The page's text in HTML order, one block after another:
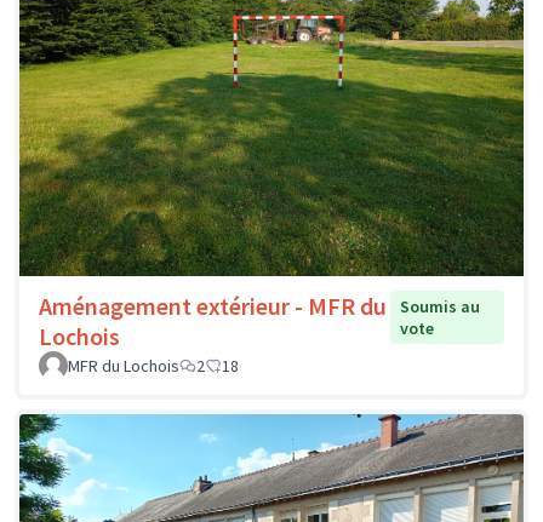
Aménagement extérieur - MFR du
Lochois
Soumis au
vote
MFR du Lochois
2 18